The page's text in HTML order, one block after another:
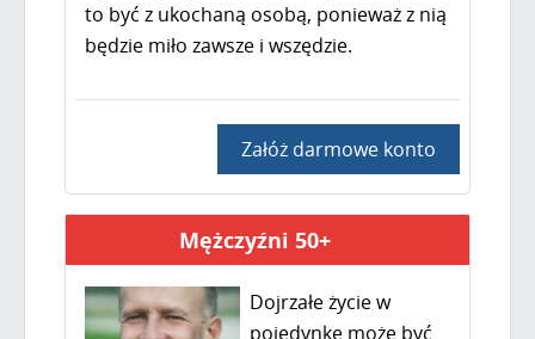
to być z ukochaną osobą, ponieważ z nią
będzie miło zawsze i wszędzie.
Załóż darmowe konto
Mężczyźni 50+
Dojrzałe życie w
pojedynkę może być